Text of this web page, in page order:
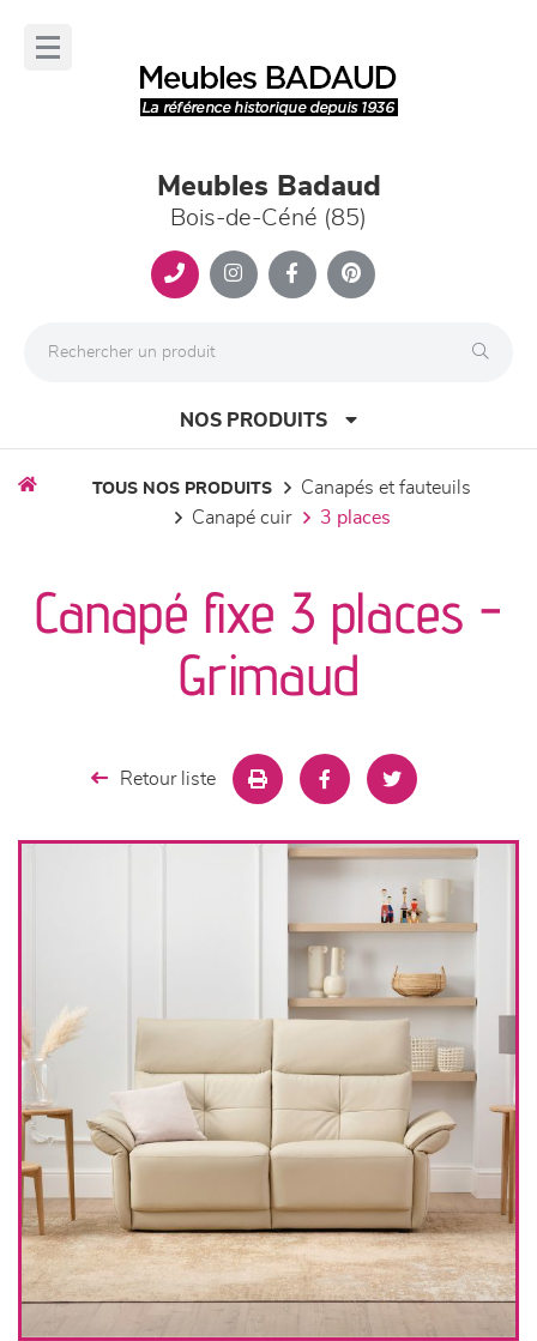
Meubles Badaud
Bois-de-Céné (85)
NOS PRODUITS
séjours
meubles de complément
TOUS NOS PRODUITS
canapés et fauteuils
canapé cuir
3 places
Canapé fixe 3 places -
Grimaud
Retour liste